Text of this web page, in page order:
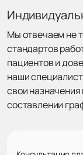
Мы отвечаем не
стандартов
пациентов и
наши
свои
составлении